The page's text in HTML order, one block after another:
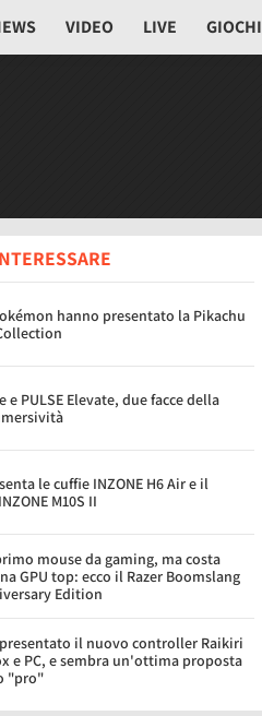
VIDEO LIVE GIOCHI
hanno presentato la Pikachu
e PULSE Elevate, due facce della
le cuffie INZONE H6 Air e il
M10S II
mouse da gaming, ma costa
GPU top: ecco il Razer Boomslang
Edition
presentato il nuovo controller Raikiri
e PC, e sembra un'ottima proposta
"pro"